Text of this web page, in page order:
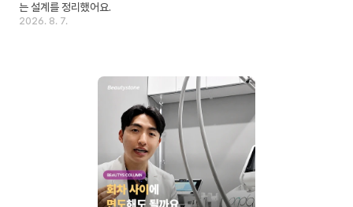
는 설계를 정리했어요.
2026. 8. 7.